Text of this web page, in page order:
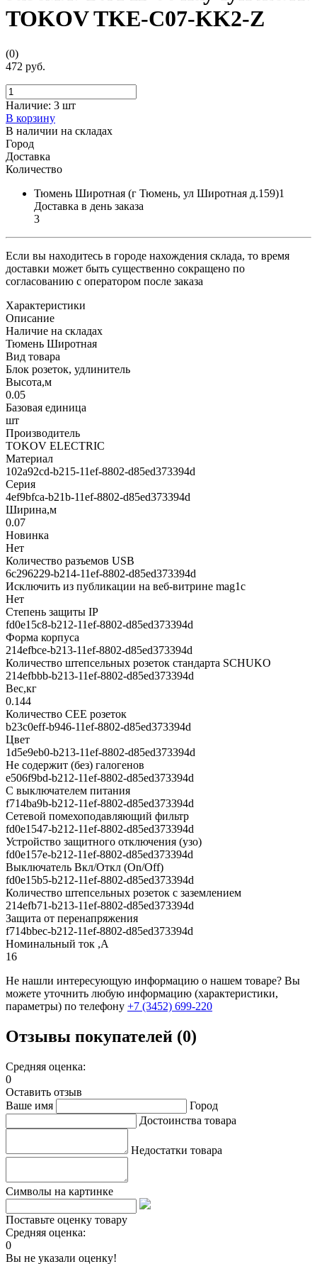
TOKOV TKE-C07-KK2-Z
(0)
472 руб.
Наличие: 3 шт
В корзину
В наличии на складах
Город
Доставка
Количество
Тюмень Широтная (г Тюмень, ул Широтная д.159)1
Доставка в день заказа
3
Если вы находитесь в городе нахождения склада, то время
доставки может быть существенно сокращено по
согласованию с оператором после заказа
Характеристики
Описание
Наличие на складах
Тюмень Широтная
Вид товара
Блок розеток, удлинитель
Высота,м
0.05
Базовая единица
шт
Производитель
TOKOV ELECTRIC
Материал
102a92cd-b215-11ef-8802-d85ed373394d
Серия
4ef9bfca-b21b-11ef-8802-d85ed373394d
Ширина,м
0.07
Новинка
Нет
Количество разъемов USB
6c296229-b214-11ef-8802-d85ed373394d
Исключить из публикации на веб-витрине mag1c
Нет
Степень защиты IP
fd0e15c8-b212-11ef-8802-d85ed373394d
Форма корпуса
214efbce-b213-11ef-8802-d85ed373394d
Количество штепсельных розеток стандарта SCHUKO
214efbbb-b213-11ef-8802-d85ed373394d
Вес,кг
0.144
Количество CEE розеток
b23c0eff-b946-11ef-8802-d85ed373394d
Цвет
1d5e9eb0-b213-11ef-8802-d85ed373394d
Не содержит (без) галогенов
e506f9bd-b212-11ef-8802-d85ed373394d
С выключателем питания
f714ba9b-b212-11ef-8802-d85ed373394d
Сетевой помехоподавляющий фильтр
fd0e1547-b212-11ef-8802-d85ed373394d
Устройство защитного отключения (узо)
fd0e157e-b212-11ef-8802-d85ed373394d
Выключатель Вкл/Откл (On/Off)
fd0e15b5-b212-11ef-8802-d85ed373394d
Количество штепсельных розеток с заземлением
214efb71-b213-11ef-8802-d85ed373394d
Защита от перенапряжения
f714bbec-b212-11ef-8802-d85ed373394d
Номинальный ток ,А
16
Не нашли интересующую информацию о нашем товаре? Вы
можете уточнить любую информацию (характеристики,
параметры) по телефону +7 (3452) 699-220
Отзывы покупателей (0)
Средняя оценка:
0
Оставить отзыв
Ваше имя
Город
Достоинства товара
Недостатки товара
Символы на картинке
Поставьте оценку товару
Средняя оценка:
0
Вы не указали оценку!